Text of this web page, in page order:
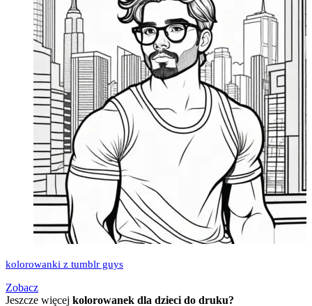
kolorowanki z tumblr guys
Zobacz
Jeszcze więcej kolorowanek dla dzieci do druku?